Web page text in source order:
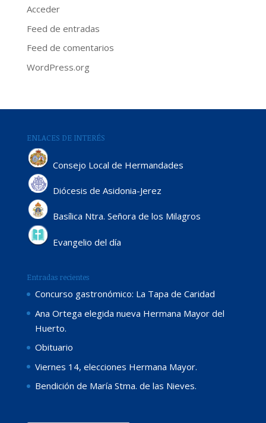
Acceder
Feed de entradas
Feed de comentarios
WordPress.org
ENLACES DE INTERÉS
Consejo Local de Hermandades
Diócesis de Asidonia-Jerez
Basílica Ntra. Señora de los Milagros
Evangelio del día
Entradas recientes
Concurso gastronómico: La Tapa de Caridad
Ana Ortega elegida nueva Hermana Mayor del
Huerto.
Obituario
Viernes 14, elecciones Hermana Mayor.
Bendición de María Stma. de las Nieves.